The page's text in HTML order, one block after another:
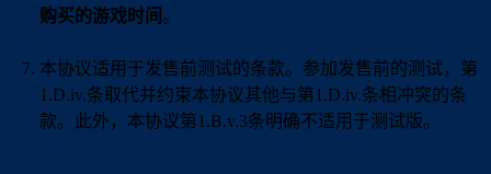
购买的游戏时间 。
本协议适用于发售前测试的条款。参加发售前的测试，第
1.D.iv.条取代并约束本协议其他与第1.D.iv.条相冲突的条
款。此外，本协议第1.B.v.3条明确不适用于测试版。